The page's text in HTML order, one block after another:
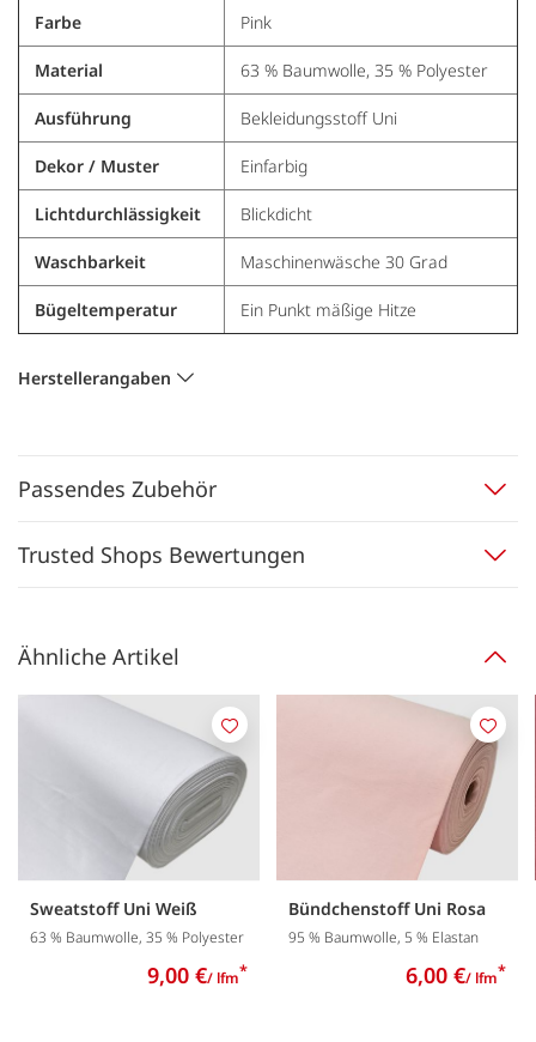
Farbe Pink
Material 63 % Baumwolle, 35 % Polyester
Ausführung Bekleidungsstoff Uni
Dekor / Muster Einfarbig
Lichtdurchlässigkeit Blickdicht
Waschbarkeit Maschinenwäsche 30 Grad
Bügeltemperatur Ein Punkt mäßige Hitze
Herstellerangaben
Passendes Zubehör
Trusted Shops Bewertungen
Ähnliche Artikel
Sweatstoff Uni Weiß
63 % Baumwolle, 35 % Polyester
9,00 €/ lfm*
Merken
Bündchenstoff Uni Rosa
95 % Baumwolle, 5 % Elastan
6,00 €/ lfm*